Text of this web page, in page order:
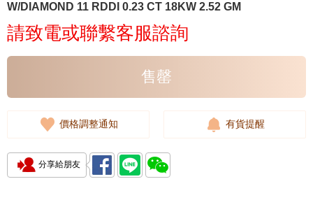
W/DIAMOND 11 RDDI 0.23 CT 18KW 2.52 GM
請致電或聯繫客服諮詢
售罄
價格調整通知 有貨提醒
分享給朋友